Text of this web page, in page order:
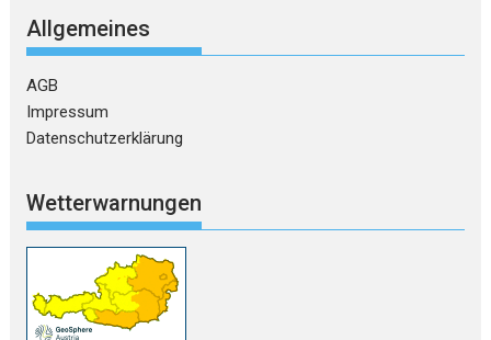
Allgemeines
AGB
Impressum
Datenschutzerklärung
Wetterwarnungen